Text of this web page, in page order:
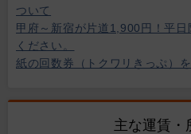
ついて
甲府～新宿が片道1,900円！平
ください。
紙の回数券（トクワリきっぷ）
主な運賃・